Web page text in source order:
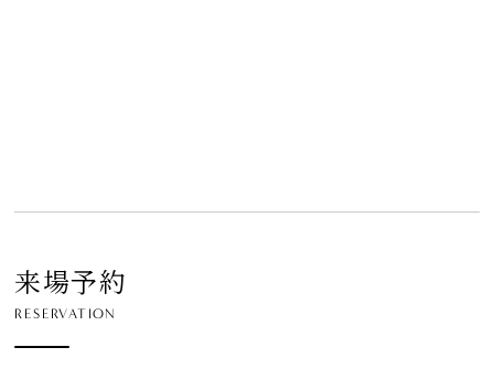
来場予約
RESERVATION